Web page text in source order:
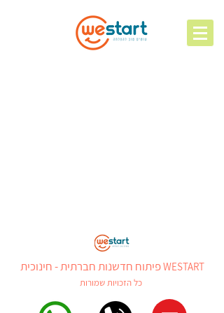
WESTARTפיתוח חדשנות חברתית - חינוכית
כל הזכויות שמורות